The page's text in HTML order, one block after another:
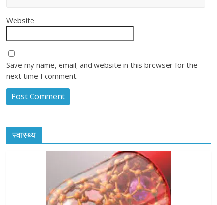
Website
Save my name, email, and website in this browser for the
next time I comment.
स्वास्थ्य